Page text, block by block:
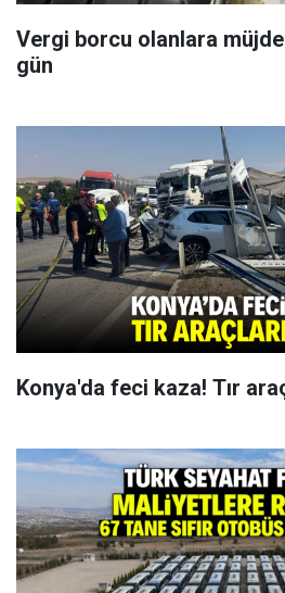
Vergi borcu olanlara
gün
Konya'da feci kaza! Tır